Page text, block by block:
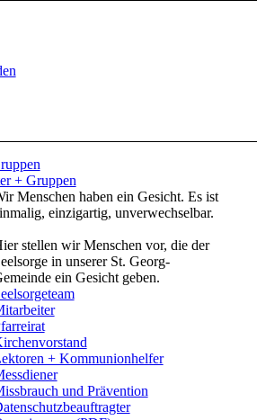
+ Gruppen
Menschen haben ein Gesicht. Es ist
einzigartig, unverwechselbar.
stellen wir Menschen vor, die der
in unserer St. Georg-
ein Gesicht geben.
+ Kommunionhelfer
und Prävention